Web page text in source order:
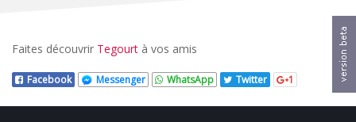
Faites découvrir Tegourt à vos amis
Facebook Messenger WhatsApp Twitter 1